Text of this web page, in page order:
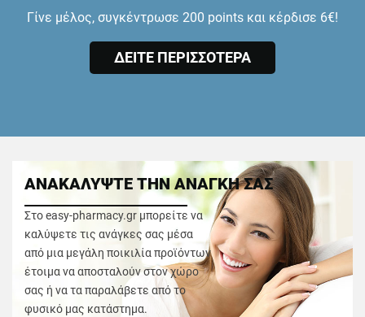
Γίνε μέλος, συγκέντρωσε 200 points και κέρδισε 6€!
ΔΕΙΤΕ ΠΕΡΙΣΣΟΤΕΡΑ
ΑΝΑΚΑΛΥΨΤΕ ΤΗΝ ΑΝΑΓΚΗ ΣΑΣ
Στο easy-pharmacy.gr μπορείτε να
καλύψετε τις ανάγκες σας μέσα
από μια μεγάλη ποικιλία προϊόντων
έτοιμα να αποσταλούν στον χώρο
σας ή να τα παραλάβετε από το
φυσικό μας κατάστημα.